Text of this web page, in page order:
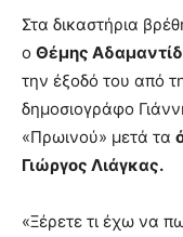
Στα δικαστήρια
ο Θέμης
την έξοδό του από
δημοσιογράφο
«Πρωινού» μετά τα
Γιώργος Λιάγκας.
«Ξέρετε τι έχω να